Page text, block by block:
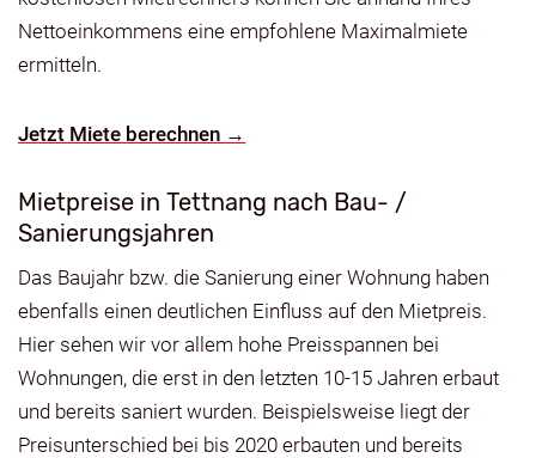
Nettoeinkommens eine empfohlene Maximalmiete
ermitteln.
Jetzt Miete berechnen →
Mietpreise in Tettnang nach Bau- /
Sanierungsjahren
Das Baujahr bzw. die Sanierung einer Wohnung haben
ebenfalls einen deutlichen Einfluss auf den Mietpreis.
Hier sehen wir vor allem hohe Preisspannen bei
Wohnungen, die erst in den letzten 10-15 Jahren erbaut
und bereits saniert wurden. Beispielsweise liegt der
Preisunterschied bei bis 2020 erbauten und bereits